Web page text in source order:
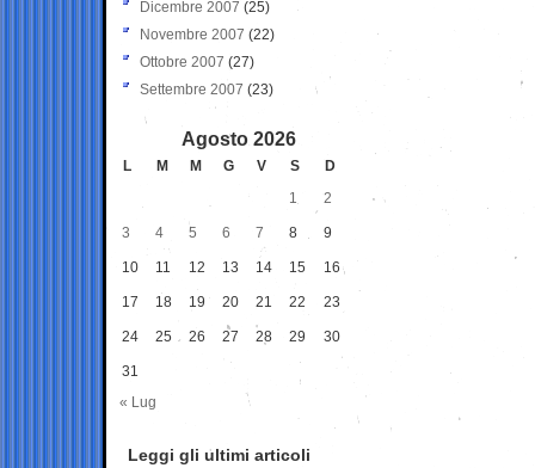
Dicembre 2007 (25)
Novembre 2007 (22)
Ottobre 2007 (27)
Settembre 2007 (23)
Agosto 2026
L M M G V S
D
1
2
3 4 5 6 7 8 9
10 11 12 13 14 15 16
17 18 19 20 21 22 23
24 25 26 27 28 29 30
31
« Lug
Leggi gli ultimi articoli